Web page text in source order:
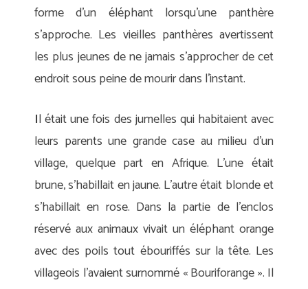
forme d’un éléphant lorsqu’une panthère
s’approche. Les vieilles panthères avertissent
les plus jeunes de ne jamais s’approcher de cet
endroit sous peine de mourir dans l’instant.
Il était une fois des jumelles qui habitaient avec
leurs parents une grande case au milieu d’un
village, quelque part en Afrique. L’une était
brune, s’habillait en jaune. L’autre était blonde et
s’habillait en rose. Dans la partie de l’enclos
réservé aux animaux vivait un éléphant orange
avec des poils tout ébouriffés sur la tête. Les
villageois l’avaient surnommé « Bouriforange ». Il